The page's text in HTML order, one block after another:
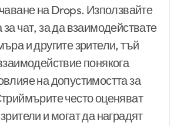
на Drops. Използвайте
чат, за да взаимодействате
и другите зрители, тъй
понякога
на допустимостта за
често оценяват
и могат да наградят